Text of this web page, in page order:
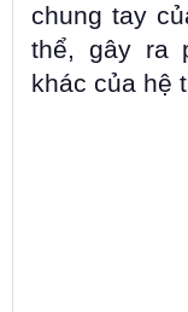
chung tay
thể, gây ra
khác của hệ